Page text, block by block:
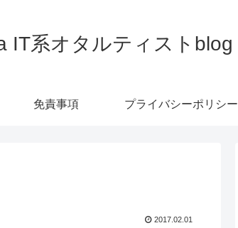
IT系オタルティストblog
免責事項 プライバシーポリシー
2017.02.01